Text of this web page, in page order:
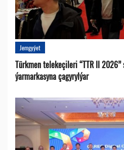
Jemgyýet
Türkmen telekeçileri “TTR II
ýarmarkasyna çagyrylýar